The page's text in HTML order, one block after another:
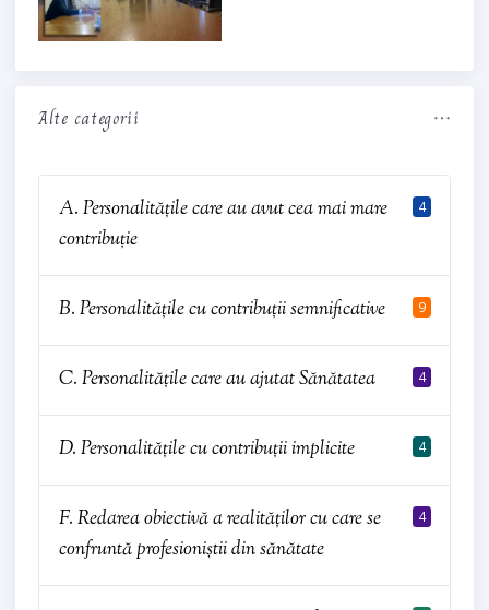
Alte categorii
4
A. Personalitățile care au avut cea mai mare
contribuție
9
B. Personalitățile cu contribuții semnificative
4
C. Personalitățile care au ajutat Sănătatea
4
D. Personalitățile cu contribuții implicite
4
F. Redarea obiectivă a realităților cu care se
confruntă profesioniștii din sănătate